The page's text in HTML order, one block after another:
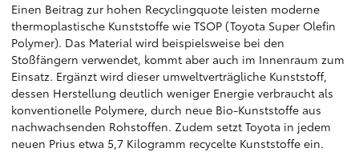
Einen Beitrag zur hohen Recyclingquote leisten moderne
thermoplastische Kunststoffe wie TSOP (Toyota Super Olefin
Polymer). Das Material wird beispielsweise bei den
Stoßfängern verwendet, kommt aber auch im Innenraum zum
Einsatz. Ergänzt wird dieser umweltverträgliche Kunststoff,
dessen Herstellung deutlich weniger Energie verbraucht als
konventionelle Polymere, durch neue Bio-Kunststoffe aus
nachwachsenden Rohstoffen. Zudem setzt Toyota in jedem
neuen Prius etwa 5,7 Kilogramm recycelte Kunststoffe ein.